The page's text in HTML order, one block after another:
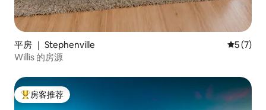
平房 ｜ Stephenville 平均评分
5 (7)
Willis 的房源
热门「房客推荐」
房客推荐